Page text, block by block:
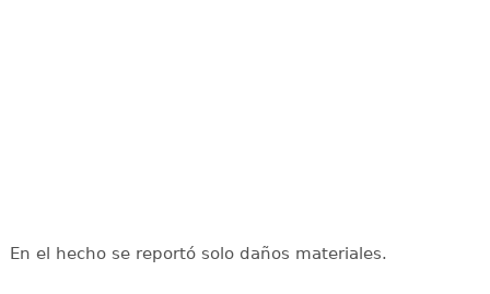
En el hecho se reportó solo daños materiales.